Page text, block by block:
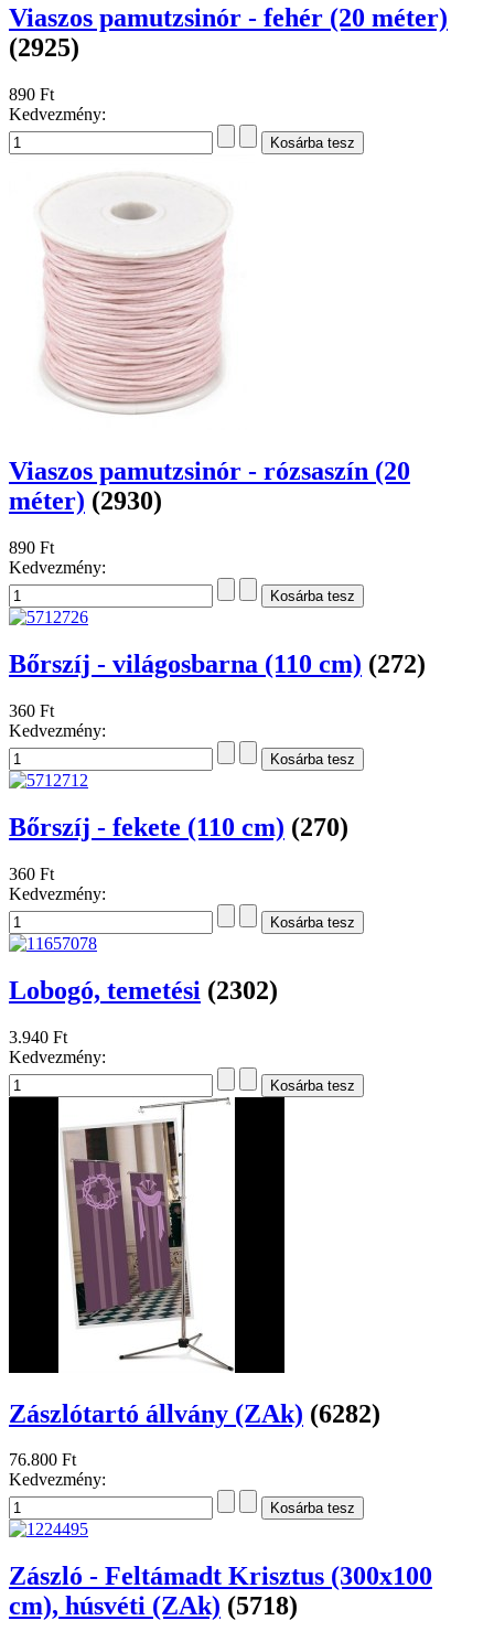
Viaszos pamutzsinór - fehér (20 méter)
(2925)
890 Ft
Kedvezmény:
Viaszos pamutzsinór - rózsaszín (20
méter) (2930)
890 Ft
Kedvezmény:
Bőrszíj - világosbarna (110 cm) (272)
360 Ft
Kedvezmény:
Bőrszíj - fekete (110 cm) (270)
360 Ft
Kedvezmény:
Lobogó, temetési (2302)
3.940 Ft
Kedvezmény:
Zászlótartó állvány (ZAk) (6282)
76.800 Ft
Kedvezmény:
Zászló - Feltámadt Krisztus (300x100
cm), húsvéti (ZAk) (5718)